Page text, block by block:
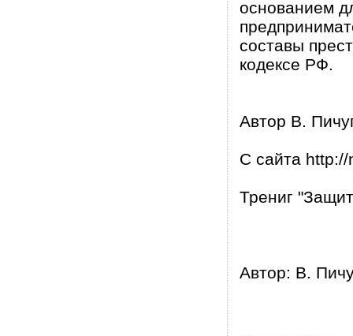
основанием
составы
кодексе РФ.
Автор В.
С сайта
Трениг
Автор: В.